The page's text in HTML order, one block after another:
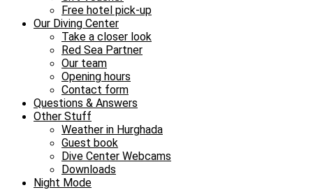
Free hotel pick-up
Our Diving Center
Take a closer look
Red Sea Partner
Our team
Opening hours
Contact form
Questions & Answers
Other Stuff
Weather in Hurghada
Guest book
Dive Center Webcams
Downloads
Night Mode